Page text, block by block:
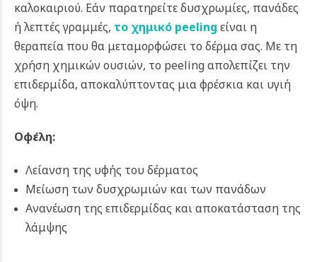
καλοκαιριού. Εάν παρατηρείτε δυσχρωμίες, πανάδες
ή λεπτές γραμμές, το χημικό peeling είναι η
θεραπεία που θα μεταμορφώσει το δέρμα σας. Με τη
χρήση χημικών ουσιών, το peeling απολεπίζει την
επιδερμίδα, αποκαλύπτοντας μια φρέσκια και υγιή
όψη.
Οφέλη:
Λείανση της υφής του δέρματος
Μείωση των δυσχρωμιών και των πανάδων
Ανανέωση της επιδερμίδας και αποκατάσταση της
λάμψης